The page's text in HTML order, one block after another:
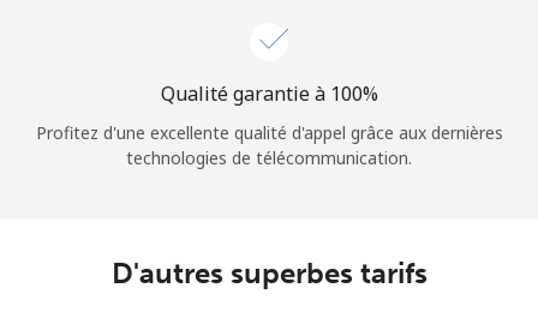
Qualité garantie à 100%
Profitez d'une excellente qualité d'appel grâce aux dernières
technologies de télécommunication.
D'autres superbes tarifs